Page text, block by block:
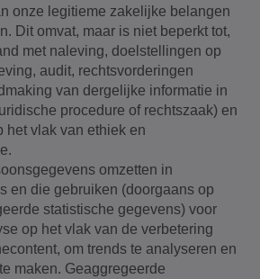
onze legitieme zakelijke belangen
Dit omvat, maar is niet beperkt tot,
met naleving, doelstellingen op
audit, rechtsvorderingen
van dergelijke informatie in
procedure of rechtszaak) en
het vlak van ethiek en
omzetten in
en die gebruiken (doorgaans op
statistische gegevens) voor
op het vlak van de verbetering
om trends te analyseren en
maken. Geaggregeerde